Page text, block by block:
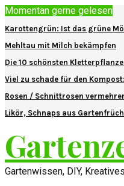
Momentan gerne gelesen
Karottengrün: Ist das grüne
Mehltau mit Milch bekämpfen
Die 10 schönsten
Viel zu schade für den
Rosen / Schnittrosen
Likör, Schnaps aus
Gartenwissen, DIY,